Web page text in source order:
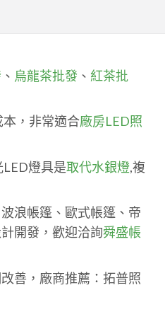
、 烏龍茶批發、 紅茶批
，非常適合廠房LED照
燈具是取代水銀燈,複
浪帳篷、歐式帳篷、帝
計開發，歡迎洽詢舜盛帳
善，廠商推薦：拓普照